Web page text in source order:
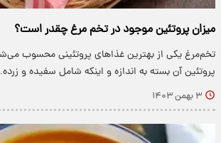
میزان پروتئین موجود در تخم مرغ چقدر است؟
تخم‌مرغ یکی از بهترین غذاهای پروتئینی محسوب
پروتئین آن بسته به اندازه و اینکه شامل سفیده و
۳ بهمن ۱۴۰۳